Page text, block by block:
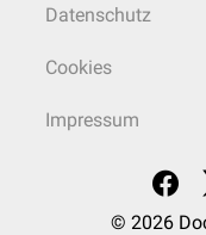
Datenschutz
Cookies
Impressum
© 2026